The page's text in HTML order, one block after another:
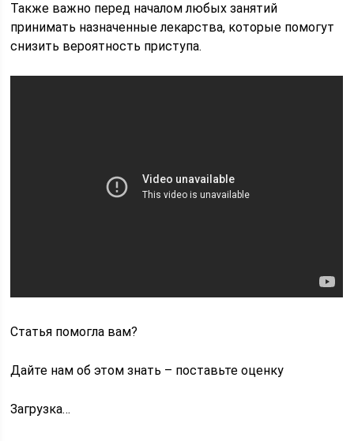
Также важно перед началом любых занятий
принимать назначенные лекарства, которые помогут
снизить вероятность приступа.
Статья помогла вам?
Дайте нам об этом знать – поставьте оценку
Загрузка…